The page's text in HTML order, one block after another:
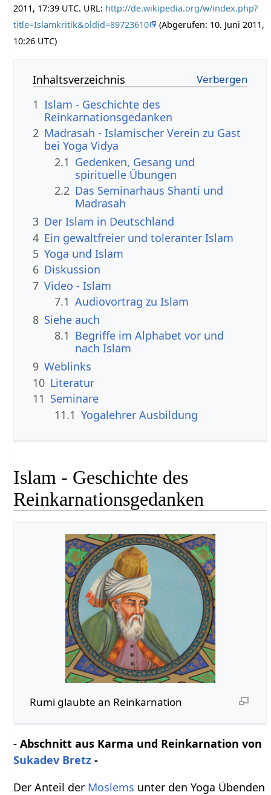
2011, 17:39 UTC. URL: http://de.wikipedia.org/w/index.php?
title=Islamkritik&oldid=89723610
(Abgerufen: 10. Juni 2011,
10:26 UTC)
Inhaltsverzeichnis
1 Islam - Geschichte des
Reinkarnationsgedanken
2 Madrasah - Islamischer Verein zu Gast
bei Yoga Vidya
2.1 Gedenken, Gesang und
spirituelle Übungen
2.2 Das Seminarhaus Shanti und
Madrasah
3 Der Islam in Deutschland
4 Ein gewaltfreier und toleranter Islam
5 Yoga und Islam
6 Diskussion
7 Video - Islam
7.1 Audiovortrag zu Islam
8 Siehe auch
8.1 Begriffe im Alphabet vor und
nach Islam
9 Weblinks
10 Literatur
11 Seminare
11.1 Yogalehrer Ausbildung
Islam - Geschichte des
Reinkarnationsgedanken
Rumi glaubte an Reinkarnation
- Abschnitt aus Karma und Reinkarnation von
Sukadev Bretz -
Der Anteil der Moslems unter den Yoga Übenden